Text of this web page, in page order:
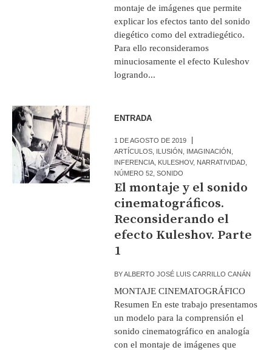
montaje de imágenes que permite
explicar los efectos tanto del sonido
diegético como del extradiegético.
Para ello reconsideramos
minuciosamente el efecto Kuleshov
logrando...
ENTRADA
1 DE AGOSTO DE 2019
ARTÍCULOS ILUSIÓN IMAGINACIÓN
INFERENCIA KULESHOV, NARRATIVIDAD
NÚMERO 52 ,SONIDO
El montaje y el sonido
cinematográficos.
Reconsiderando el
efecto Kuleshov. Parte
1
BYALBERTO JOSÉ LUIS CARRILLO CANÁN
MONTAJE CINEMATOGRÁFICO
Resumen En este trabajo presentamos
un modelo para la comprensión el
sonido cinematográfico en analogía
con el montaje de imágenes que